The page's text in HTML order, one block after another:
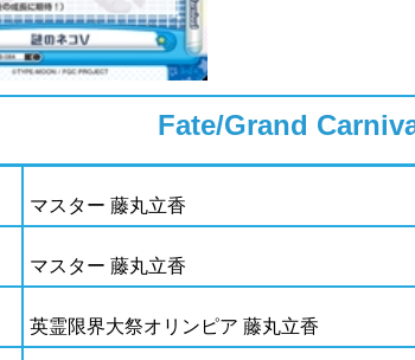
Fate/Grand
マスター 藤丸立香
マスター 藤丸立香
英霊限界大祭オリンピア 藤丸立香